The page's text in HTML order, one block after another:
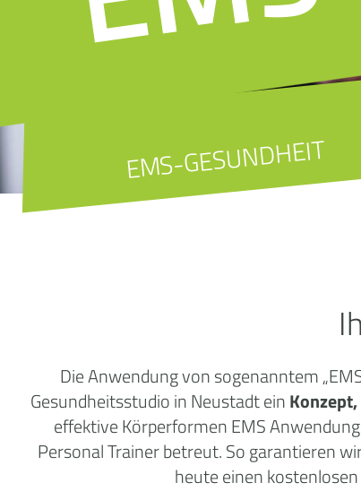
EMS-GESUNDHEIT
Die Anwendung von sogenanntem
Gesundheitsstudio in Neustadt ein
effektive Körperformen EMS
Personal Trainer betreut. So garantieren
heute einen